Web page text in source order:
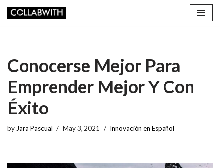
Conocerse Mejor Para
Emprender Mejor Y Con
Éxito
by Jara Pascual May 3, 2021 Innovación en Español